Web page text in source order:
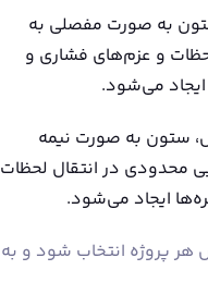
به صورت مفصلی به
و عزم‌های فشاری و
می‌شود.
ستون به صورت نیمه
محدودی در انتقال لحظات
ایجاد می‌شود.
هر پروژه انتخاب شود و به